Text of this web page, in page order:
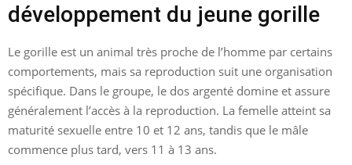
développement du jeune gorille
Le gorille est un animal très proche de l’homme par certains
comportements, mais sa reproduction suit une organisation
spécifique. Dans le groupe, le dos argenté domine et assure
généralement l’accès à la reproduction. La femelle atteint sa
maturité sexuelle entre 10 et 12 ans, tandis que le mâle
commence plus tard, vers 11 à 13 ans.